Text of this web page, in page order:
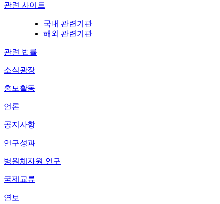
관련 사이트
국내 관련기관
해외 관련기관
관련 법률
소식광장
홍보활동
언론
공지사항
연구성과
병원체자원 연구
국제교류
연보